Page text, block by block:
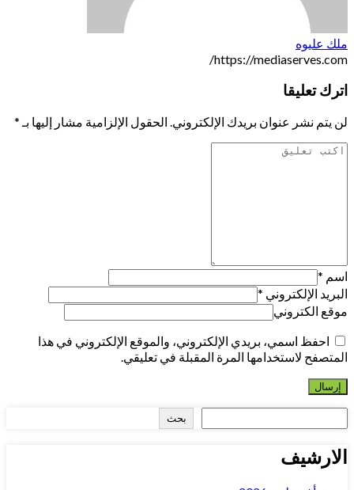
ملك عليوه
https://mediaserves.com/
اترك تعليقا
لن يتم نشر عنوان بريدك الإلكتروني. الحقول الإلزامية مشار إليها بـ *
اسم *
البريد الإلكتروني *
موقع الكتروني
احفظ اسمي، بريدي الإلكتروني، والموقع الإلكتروني في هذا
المتصفح لاستخدامها المرة المقبلة في تعليقي.
بحث
الارشيف